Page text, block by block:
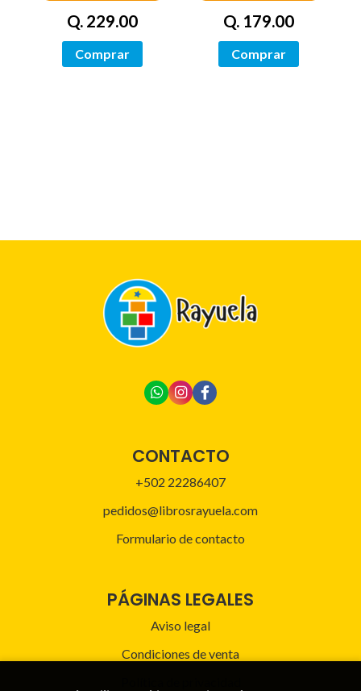
Q. 229.00
Comprar
Q. 179.00
Comprar
CONTACTO
+502 22286407
pedidos@librosrayuela.com
Formulario de contacto
PÁGINAS LEGALES
Aviso legal
Condiciones de venta